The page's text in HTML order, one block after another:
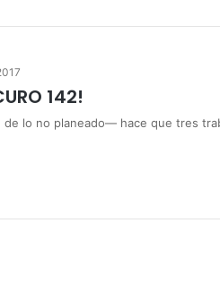
142!
lo no planeado— hace que tres